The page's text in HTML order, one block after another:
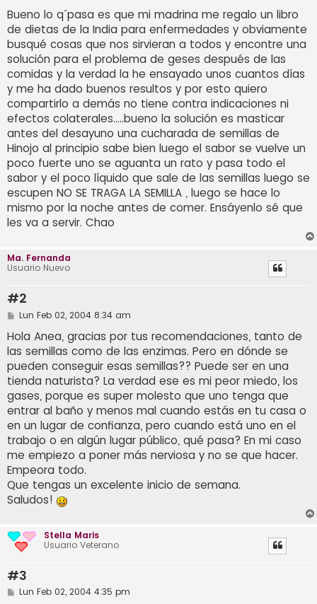
n
s
a
j
e
Bueno lo q´pasa es que mi madrina me regalo un libro
de dietas de la India para enfermedades y obviamente
busqué cosas que nos sirvieran a todos y encontre una
solución para el problema de geses después de las
comidas y la verdad la he ensayado unos cuantos días
y me ha dado buenos resultos y por esto quiero
compartirlo a demás no tiene contra indicaciones ni
efectos colaterales.....bueno la solución es masticar
antes del desayuno una cucharada de semillas de
Hinojo al principio sabe bien luego el sabor se vuelve un
poco fuerte uno se aguanta un rato y pasa todo el
sabor y el poco líquido que sale de las semillas luego se
escupen NO SE TRAGA LA SEMILLA , luego se hace lo
mismo por la noche antes de comer. Ensáyenlo sé que
les va a servir. Chao
Ma. Fernanda
Usuario Nuevo
#2
M
n
s
a
j
e
Lun Feb 02, 2004 8:34 am
Hola Anea, gracias por tus recomendaciones, tanto de
las semillas como de las enzimas. Pero en dónde se
pueden conseguir esas semillas?? Puede ser en una
tienda naturista? La verdad ese es mi peor miedo, los
gases, porque es super molesto que uno tenga que
entrar al baño y menos mal cuando estás en tu casa o
en un lugar de confianza, pero cuando está uno en el
trabajo o en algún lugar público, qué pasa? En mi caso
me empiezo a poner más nerviosa y no se que hacer.
Empeora todo.
Que tengas un excelente inicio de semana.
Saludos!
Stella Maris
Usuario Veterano
#3
MLun Feb 02, 2004 4:35 pm